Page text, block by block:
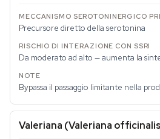
Precursore diretto della serotonina
Da moderato ad alto — aumenta la
Bypassa il passaggio limitante nella
Valeriana (Valeriana officinalis